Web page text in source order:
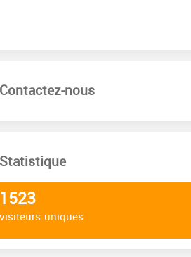
Contactez-nous
Statistique
1523
visiteurs uniques